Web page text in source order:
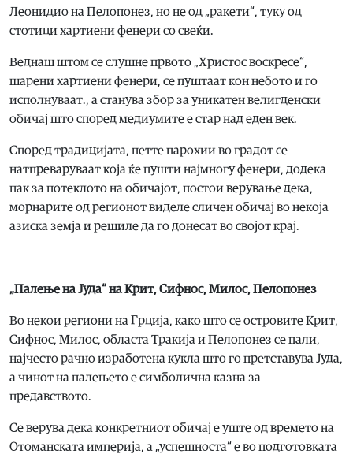
Леонидио на Пелопонез, но не од „ракети“, туку од
стотици хартиени фенери со свеќи.
Веднаш штом се слушне првото „Христос воскресе“,
шарени хартиени фенери, се пуштаат кон небото и го
исполнуваат., а станува збор за уникатен велигденски
обичај што според медиумите е стар над еден век.
Според традицијата, петте парохии во градот се
натпреваруваат која ќе пушти најмногу фенери, додека
пак за потеклото на обичајот, постои верување дека,
морнарите од регионот виделе сличен обичај во некоја
азиска земја и решиле да го донесат во својот крај.
„Палење на Јуда“ на Крит, Сифнос, Милос, Пелопонез
Во некои региони на Грција, како што се островите Крит,
Сифнос, Милос, областа Тракија и Пелопонез се пали,
најчесто рачно изработена кукла што го претставува Јуда,
а чинот на палењето е симболична казна за
предавството.
Се верува дека конкретниот обичај е уште од времето на
Отоманската империја, а „успешноста“ е во подготовката